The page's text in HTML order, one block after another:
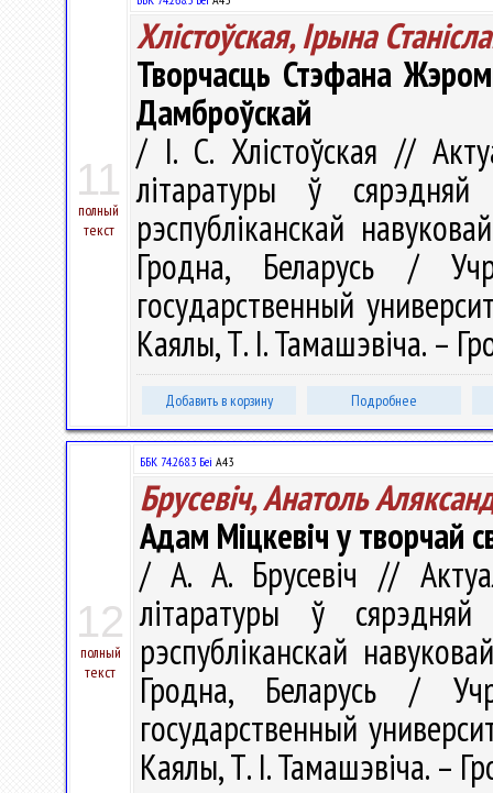
11
полный
текст
Хлістоўская, Ірына
Творчасць Стэфана
Дамброўскай
/ І. С. Хлістоўская //
літаратуры ў
рэспубліканскай
Гродна, Беларусь /
государственный
Каялы, Т. І. Тамашэвіча. –
Добавить в корзину Подробнее
12
полный
текст
ББК 74.268.3 Беі А43
Брусевіч, Анатоль
Адам Міцкевіч у творчай
/ А. А. Брусевіч //
літаратуры ў
рэспубліканскай
Гродна, Беларусь /
государственный
Каялы, Т. І. Тамашэвіча. –